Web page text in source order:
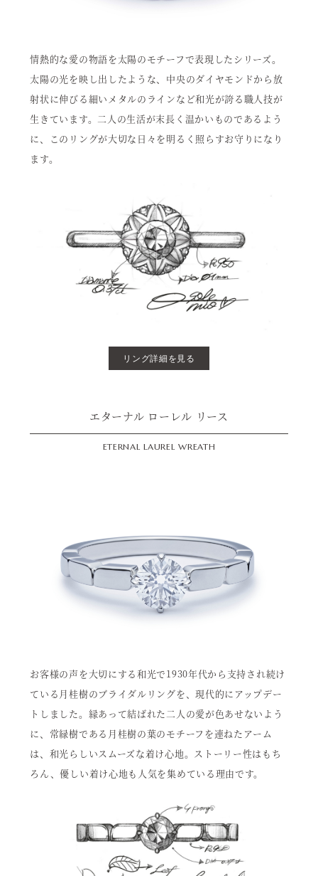
リング詳細を見る
情熱的な愛の物語を太陽のモチーフで表現したシリーズ。
太陽の光を映し出したような、中央のダイヤモンドから放
射状に伸びる細いメタルのラインなど和光が誇る職人技が
生きています。二人の生活が末長く温かいものであるよう
に、このリングが大切な日々を明るく照らすお守りになり
ます。
エターナル ローレル リース
ETERNAL LAUREL WREATH
お客様の声を大切にする和光で1930年代から支持され続け
ている月桂樹のブライダルリングを、現代的にアップデー
トしました。縁あって結ばれた二人の愛が色あせないよう
に、常緑樹である月桂樹の葉のモチーフを連ねたアーム
は、和光らしいスムーズな着け心地。ストーリー性はもち
ろん、優しい着け心地も人気を集めている理由です。